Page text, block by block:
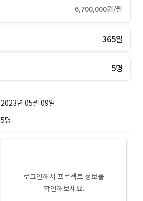
6,700,000원/월
365일
5명
2023년 05월 09일
5명
로그인해서 프로젝트 정보를
확인해보세요.